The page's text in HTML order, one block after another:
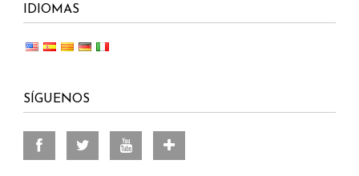
IDIOMAS
SÍGUENOS